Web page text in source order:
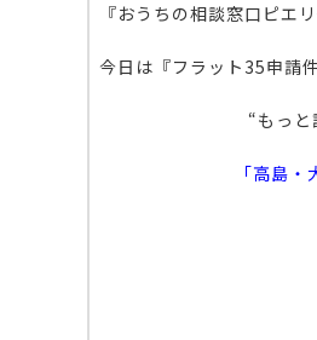
『おうちの相談窓口ピエ
今日は『フラット35申請
“もっ
「高島